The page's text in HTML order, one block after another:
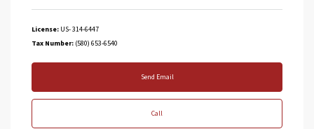
License: US- 314-6447
Tax Number: (580) 653-6540
Send Email
Call